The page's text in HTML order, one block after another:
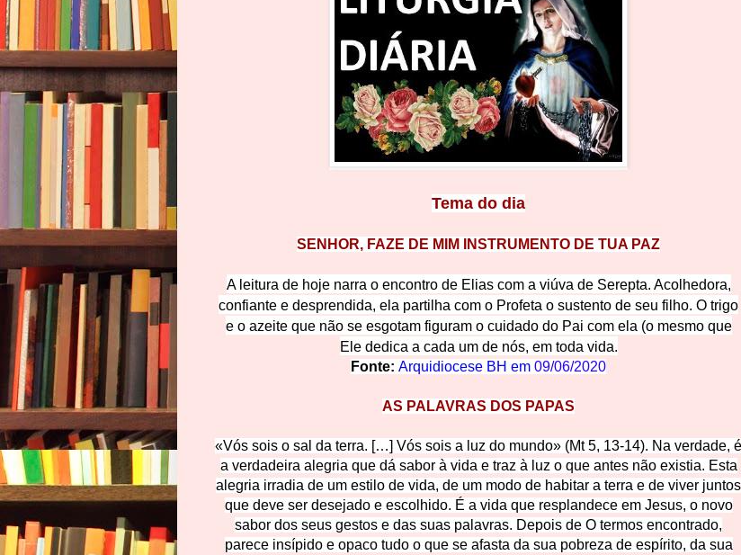
Tema do dia
SENHOR, FAZE DE MIM INSTRUMENTO DE TUA PAZ
A leitura de hoje narra o encontro de Elias com a viúva de Serepta. Acolhedora,
confiante e desprendida, ela partilha com o Profeta o sustento de seu filho. O trigo
e o azeite que não se esgotam figuram o cuidado do Pai com ela (o mesmo que
Ele dedica a cada um de nós, em toda vida.
Fonte: Arquidiocese BH em 09/06/2020
AS PALAVRAS DOS PAPAS
«Vós sois o sal da terra. […] Vós sois a luz do mundo» (Mt 5, 13-14). Na verdade, é
a verdadeira alegria que dá sabor à vida e traz à luz o que antes não existia. Esta
alegria irradia de um estilo de vida, de um modo de habitar a terra e de viver juntos
que deve ser desejado e escolhido. É a vida que resplandece em Jesus, o novo
sabor dos seus gestos e das suas palavras. Depois de O termos encontrado,
parece insípido e opaco tudo o que se afasta da sua pobreza de espírito, da sua